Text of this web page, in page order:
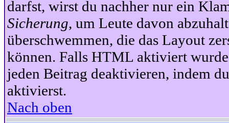
darfst, wirst du nachher nur ein
Sicherung, um Leute davon
überschwemmen, die das Layout
können. Falls HTML aktiviert
jeden Beitrag deaktivieren, indem
aktivierst.
Nach oben